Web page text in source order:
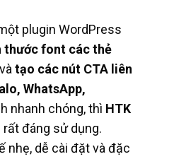
plugin WordPress
thước font các thẻ
vàtạo các nút CTA liên
WhatsApp,
nhanh chóng, thì HTK
đáng sử dụng.
nhẹ, dễ cài đặt và đặc